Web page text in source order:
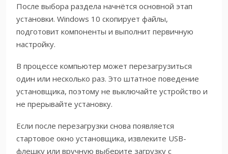
После выбора раздела начнётся основной этап
установки. Windows 10 скопирует файлы,
подготовит компоненты и выполнит первичную
настройку.
В процессе компьютер может перезагрузиться
один или несколько раз. Это штатное поведение
установщика, поэтому не выключайте устройство и
не прерывайте установку.
Если после перезагрузки снова появляется
стартовое окно установщика, извлеките USB-
флешку или вручную выберите загрузку с